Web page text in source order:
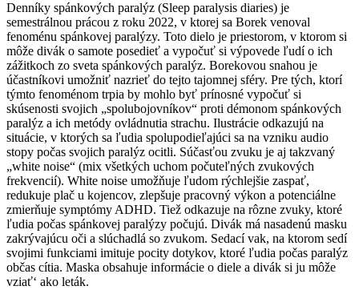
Denníky spánkových paralýz (Sleep paralysis diaries) je
semestrálnou prácou z roku 2022, v ktorej sa Borek venoval
fenoménu spánkovej paralýzy. Toto dielo je priestorom, v ktorom si
môže divák o samote posedieť a vypočuť si výpovede ľudí o ich
zážitkoch zo sveta spánkových paralýz. Borekovou snahou je
účastníkovi umožniť nazrieť do tejto tajomnej sféry. Pre tých, ktorí
týmto fenoménom trpia by mohlo byť prínosné vypočuť si
skúsenosti svojich „spolubojovníkov“ proti démonom spánkových
paralýz a ich metódy ovládnutia strachu. Ilustrácie odkazujú na
situácie, v ktorých sa ľudia spolupodieľajúci sa na vzniku audio
stopy počas svojich paralýz ocitli. Súčasťou zvuku je aj takzvaný
„white noise“ (mix všetkých uchom počuteľných zvukových
frekvencií). White noise umožňuje ľudom rýchlejšie zaspať,
redukuje plač u kojencov, zlepšuje pracovný výkon a potenciálne
zmierňuje symptómy ADHD. Tiež odkazuje na rôzne zvuky, ktoré
ľudia počas spánkovej paralýzy počujú. Divák má nasadenú masku
zakrývajúcu oči a slúchadlá so zvukom. Sedací vak, na ktorom sedí
svojimi funkciami imituje pocity dotykov, ktoré ľudia počas paralýz
občas cítia. Maska obsahuje informácie o diele a divák si ju môže
vziať‘ ako leták.